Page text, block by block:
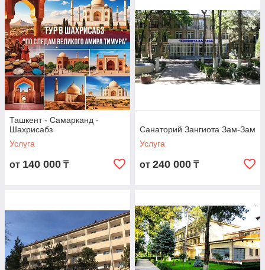
Ташкент - Самарканд -
Шахрисабз
Услуга
от 140 000 ₸
Санаторий Зангиота Зам-Зам
Услуга
от 240 000 ₸